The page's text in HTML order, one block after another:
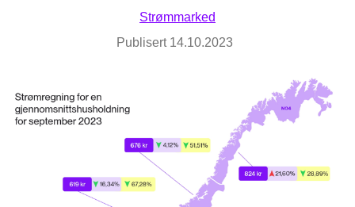
Strømmarked
Publisert 14.10.2023